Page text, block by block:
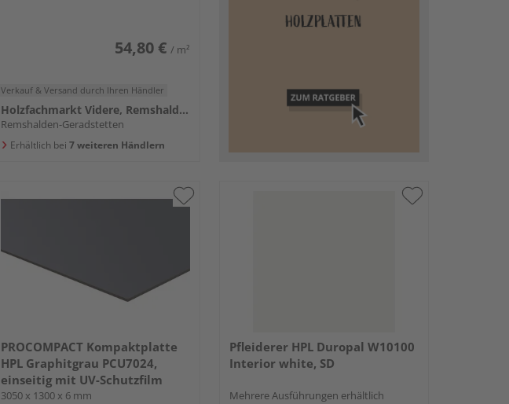
54,80 € / m²
Verkauf & Versand durch Ihren Händler
Holzfachmarkt Videre, Remshalden
Remshalden-Geradstetten
Erhältlich bei 7 weiteren Händlern
PROCOMPACT Kompaktplatte
HPL Graphitgrau PCU7024,
einseitig mit UV-Schutzfilm
3050 x 1300 x 6 mm
Pfleiderer HPL Duropal W10100
Interior white, SD
Mehrere Ausführungen erhältlich